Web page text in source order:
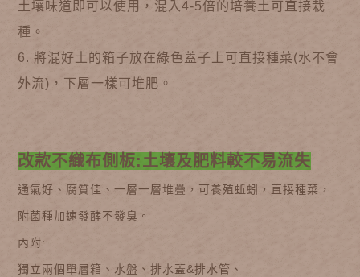
土壤味道即可以使用，混入4-5倍的培養土可直接栽
種。
6. 將混好土的箱子放在綠色蓋子上可直接種菜(水不會
外流)，下層一樣可堆肥。
改款不織布側板:土壤及肥料較不易流失
通氣好、腐質佳、一層一層堆疊，可養殖蚯蚓，直接種菜，
附菌種加速發酵不發臭。
內附:
獨立兩個單層箱、水盤、排水蓋&排水管、